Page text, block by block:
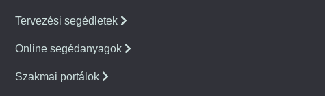
Tervezési segédletek
Online segédanyagok
Szakmai portálok